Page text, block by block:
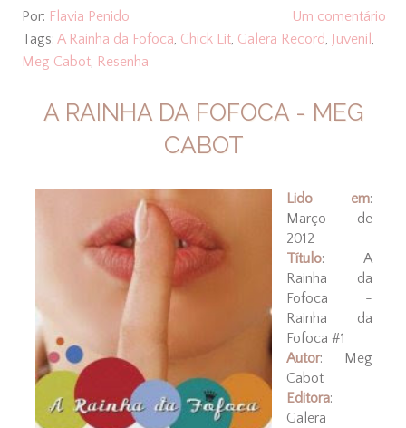
Por: Flavia Penido
Um comentário
Tags: A Rainha da Fofoca, Chick Lit, Galera Record, Juvenil ,
Meg Cabot, Resenha
A RAINHA DA FOFOCA - MEG
CABOT
Lido em:
Março de
2012
Título: A
Rainha da
Fofoca -
Rainha da
Fofoca #1
Autor: Meg
Cabot
Editora:
Galera